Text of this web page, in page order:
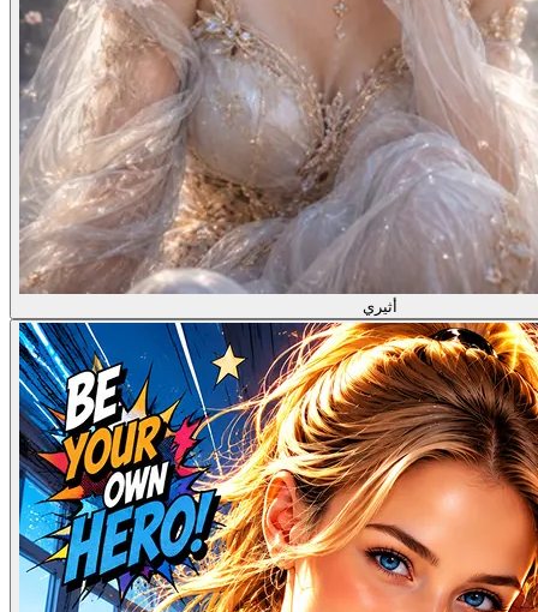
أثيري